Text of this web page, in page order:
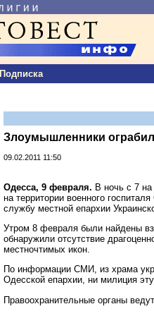
Подписка
Злоумышленники
09.02.2011 11:50
Одесса, 9 февраля. В ночь с 7
на территории военного
службу местной епархии
Утром 8 февраля были найдены
обнаружили отсутствие
местночтимых икон.
По информации СМИ, из храма
Одесской епархии, ни милиция
Правоохранительные органы